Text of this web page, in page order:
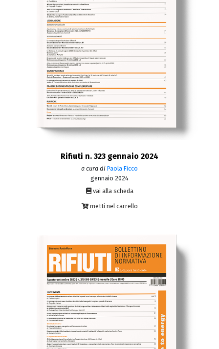
Rifiuti n. 323 gennaio 2024
a cura di Paola Ficco
gennaio 2024
vai alla scheda
metti nel carrello